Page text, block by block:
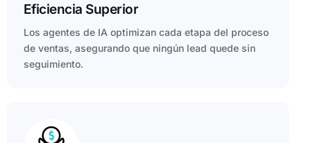
Eficiencia Superior
Los agentes de IA optimizan cada etapa del proceso
de ventas, asegurando que ningún lead quede sin
seguimiento.